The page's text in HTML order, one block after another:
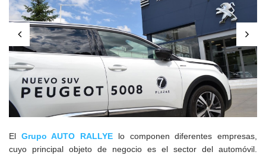
El Grupo AUTO RALLYE lo componen diferentes empresas,
cuyo principal objeto de negocio es el sector del automóvil.